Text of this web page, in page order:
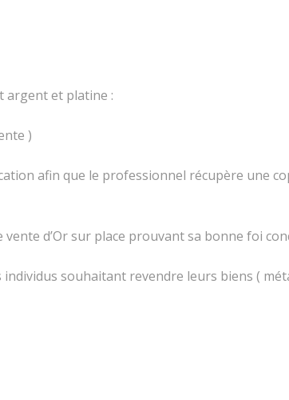
argent et platine :
)
afin que le professionnel récupère une
d’Or sur place prouvant sa bonne foi
souhaitant revendre leurs biens (